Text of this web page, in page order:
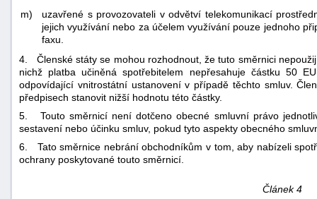
m)
uzavřené s provozovateli v odvětví telekomunikací
jejich využívání nebo za účelem využívání pouze jednoho
faxu.
4. Členské státy se mohou rozhodnout, že tuto směrnici
nichž platba učiněná spotřebitelem nepřesahuje částku 50
odpovídající vnitrostátní ustanovení v případě těchto smluv.
předpisech stanovit nižší hodnotu této částky.
5. Touto směrnicí není dotčeno obecné smluvní právo
sestavení nebo účinku smluv, pokud tyto aspekty obecného
6. Tato směrnice nebrání obchodníkům v tom, aby nabízeli
ochrany poskytované touto směrnicí.
Článek 4